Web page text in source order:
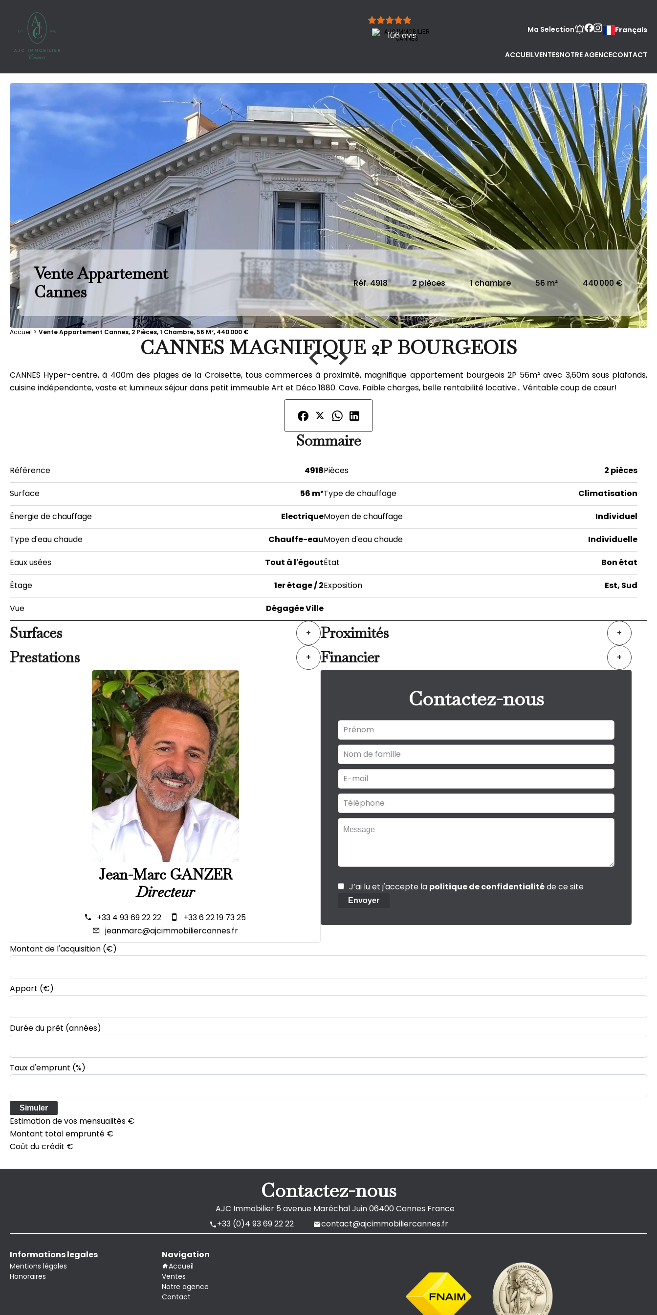
106 avis
Ma Selection Français
ACCUEILVENTESNOTRE AGENCECONTACT
Vente Appartement
Cannes
Réf. 4918 2 pièces 1 chambre 56 m² 440 000 €
Accueil Vente Appartement Cannes, 2 Pièces, 1 Chambre, 56 M², 440 000 €
CANNES MAGNIFIQUE 2P BOURGEOIS
CANNES Hyper-centre, à 400m des plages de la Croisette, tous commerces à proximité, magnifique appartement bourgeois 2P 56m² avec 3,60m sous plafonds,
cuisine indépendante, vaste et lumineux séjour dans petit immeuble Art et Déco 1880. Cave. Faible charges, belle rentabilité locative... Véritable coup de cœur!
Sommaire
Référence 4918Pièces 2 pièces
Surface 56 m²Type de chauffage Climatisation
Énergie de chauffage ElectriqueMoyen de chauffage Individuel
Type d'eau chaude Chauffe-eauMoyen d'eau chaude Individuelle
Eaux usées Tout à l'égoutÉtat Bon état
Étage 1er étage / 2Exposition Est, Sud
Vue Dégagée Ville
Surfaces + Proximités +
Prestations + Financier +
Jean-Marc GANZER
Directeur
+33 4 93 69 22 22
+33 6 22 19 73 25
jeanmarc@ajcimmobiliercannes.fr
Contactez-nous
J’ai lu et j'accepte la politique de confidentialitéde ce site
Envoyer
Montant de l'acquisition (€)
Apport (€)
Durée du prêt (années)
Taux d'emprunt (%)
Simuler
Estimation de vos mensualités €
Montant total emprunté €
Coût du crédit €
Contactez-nous
AJC Immobilier5 avenue Maréchal Juin06400 Cannes France
+33 (0)4 93 69 22 22
contact@ajcimmobiliercannes.fr
Informations legales
Mentions légales
Honoraires
Navigation
Accueil
Ventes
Notre agence
Contact